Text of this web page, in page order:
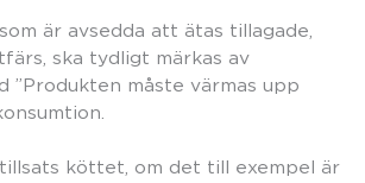
är avsedda att ätas tillagade,
ska tydligt märkas av
”Produkten måste värmas upp
köttet, om det till exempel är